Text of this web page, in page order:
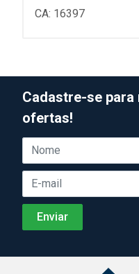
CA: 16397
Cadastre-se
ofertas!